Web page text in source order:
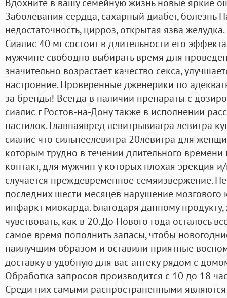
Заболевания сердца, сахарный диабет, болезнь
недостаточность, цирроз, открытая язва
Сиалис 40 мг состоит в длительности его
мужчине свободно выбирать время для
значительно возрастает качество секса,
настроение. Проверенные дженерики по
за бренды! Всегда в наличии препараты с
сиалис г Ростов-на-Дону также в исполнении
пастилок. Главнаявред левитрывиагра левитра
сиалис что сильнеелевитра 20левитра для
которым трудно в течении длительного
контакт, для мужчин у которых плохая эрекция
случается преждевременное семяизвержение.
последних шести месяцев нарушение
инфаркт миокарда. Благодаря данному
чувствовать, как в 20. До Нового года осталось
самое время пополнить запасы, чтобы
наилучшим образом и оставили приятные
доставку в удобную для вас аптеку рядом с
Обработка запросов производится с 10 до 18
Среди них самыми распространенными являются